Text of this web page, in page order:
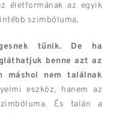
életformának az egyik
szimbóluma.
tűnik. De ha
benne azt az
máshol nem találnak
eszköz, hanem az
És talán a